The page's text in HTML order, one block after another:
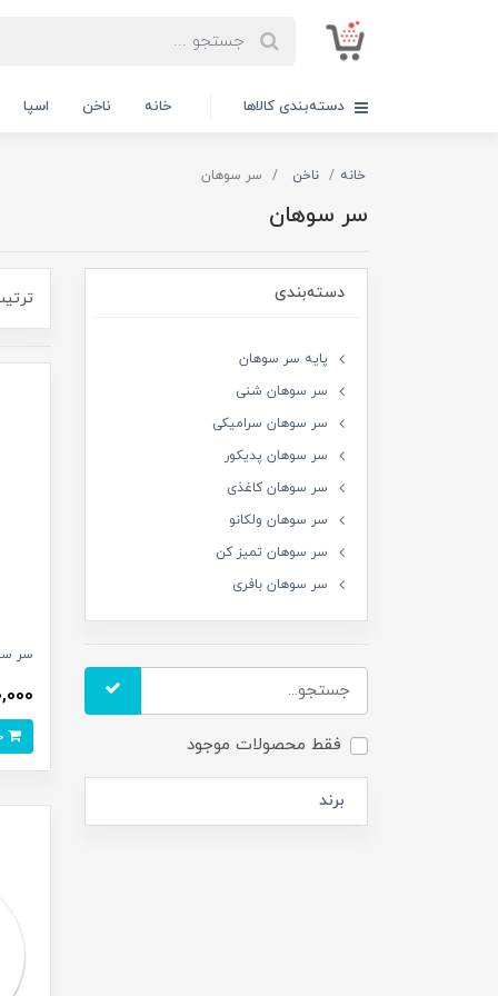
دسته‌بندی کالاها خانه ناخن اسپا
خانه ناخن سر سوهان
سر سوهان
دسته‌بندی
پایه سر سوهان
سر سوهان شنی
سر سوهان سرامیکی
سر سوهان پدیکور
سر سوهان کاغذی
سر سوهان ولکانو
سر سوهان تمیز کن
سر سوهان بافری
فقط محصولات موجود
برند
سر